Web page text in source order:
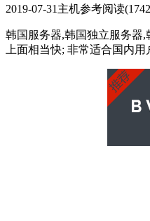
2019-07-31 主机参考阅读
韩国服务器,韩国独立服务器
上面相当快; 非常适合国内